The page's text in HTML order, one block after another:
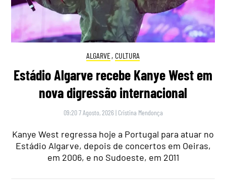
ALGARVE, CULTURA
Estádio Algarve recebe Kanye West em
nova digressão internacional
09:20 7 Agosto, 2026 | Cristina Mendonça
Kanye West regressa hoje a Portugal para atuar no
Estádio Algarve, depois de concertos em Oeiras,
em 2006, e no Sudoeste, em 2011